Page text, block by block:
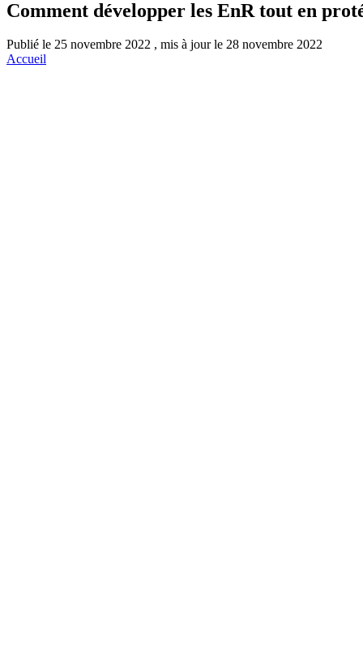
Comment développer les EnR tout en
Publié le 25 novembre 2022 , mis à jour le 28 novembre 2022
Accueil